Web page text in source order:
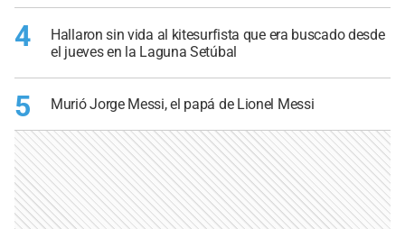
4
Hallaron sin vida al kitesurfista que era buscado desde
el jueves en la Laguna Setúbal
5 Murió Jorge Messi, el papá de Lionel Messi